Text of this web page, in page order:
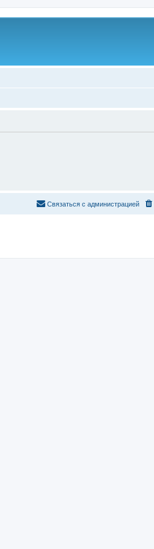
Связаться с администрацией